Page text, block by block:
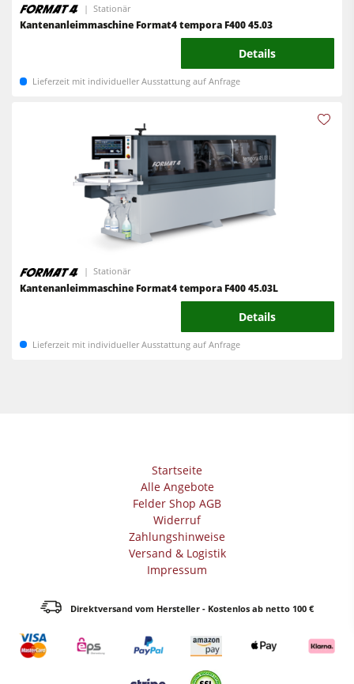
Stationär
Kantenanleimmaschine Format4 tempora F400 45.03
Details
Lieferzeit mit individueller Ausstattung auf Anfrage
Stationär
Kantenanleimmaschine Format4 tempora F400 45.03L
Details
Lieferzeit mit individueller Ausstattung auf Anfrage
Startseite
Alle Angebote
Felder Shop AGB
Widerruf
Zahlungshinweise
Versand & Logistik
Impressum
Direktversand vom Hersteller - Kostenlos ab netto 100 €